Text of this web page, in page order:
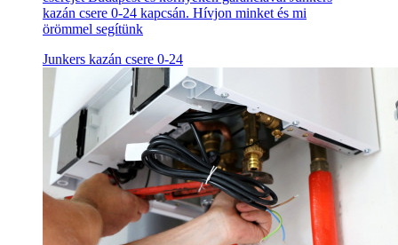
kazán csere 0-24 kapcsán. Hívjon minket és mi
örömmel segítünk
Junkers kazán csere 0-24